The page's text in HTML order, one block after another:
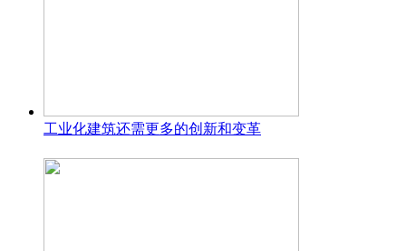
工业化建筑还需更多的创新和变革